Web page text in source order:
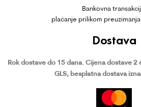
Bankovna
plaćanje prilikom
Dostava
Rok dostave do 15 dana. Cijena dostave 2
GLS, besplatna dostava